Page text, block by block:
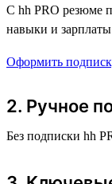
С hh PRO резюме
навыки и
Оформить
2. Ручное
Без подписки hh